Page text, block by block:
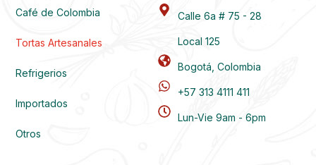
Café de Colombia
Tortas Artesanales
Refrigerios
Importados
Otros
Calle 6a # 75 - 28
Local 125
Bogotá, Colombia
+57 313 4111 411
Lun-Vie 9am - 6pm